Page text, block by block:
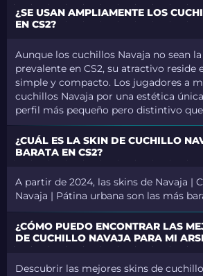
¿SE USAN AMPLIAMENTE LOS
EN CS2?
Aunque los cuchillos Navaja no sean
prevalente en CS2, su atractivo reside
simple y compacto. Los jugadores a
cuchillos Navaja por una estética
perfil más pequeño pero distintivo
¿CUÁL ES LA SKIN DE CUCHILLO
BARATA EN CS2?
A partir de 2024, las skins de Navaja |
Navaja | Pátina urbana son las más
¿CÓMO PUEDO ENCONTRAR LAS
DE CUCHILLO NAVAJA PARA MI
Descubrir las mejores skins de